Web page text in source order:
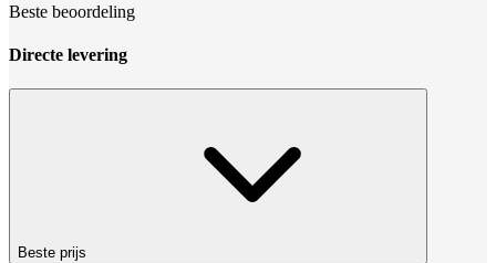
Beste beoordeling
Directe levering
Beste prijs